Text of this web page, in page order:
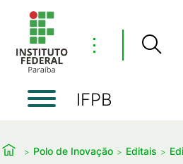
⋮
IFPB
Polo de Inovação Editais